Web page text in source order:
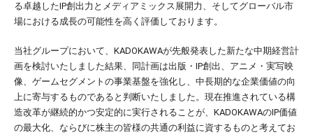
る卓越したIP創出力とメディアミックス展開力、そしてグローバル市
場における成長の可能性を高く評価しております。
当社グループにおいて、KADOKAWAが先般発表した新たな中期経営計
画を検討いたしました結果、同計画は出版・IP創出、アニメ・実写映
像、ゲームセグメントの事業基盤を強化し、 中長期的な企業価値の向
上に寄与するものであると判断いたしました。 現在推進されている構
造改革が継続的かつ安定的に実行されることが、KADOKAWAのIP価値
の最大化、ならびに株主の皆様の共通の利益に資するものと考えてお